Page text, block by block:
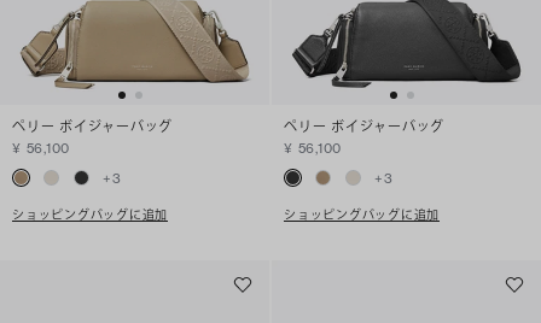
ペリー ボイジャーバッグ
¥ 56,100
+3
ショッピングバッグに追加
ペリー ボイジャーバッグ
¥ 56,100
+3
ショッピングバッグに追加